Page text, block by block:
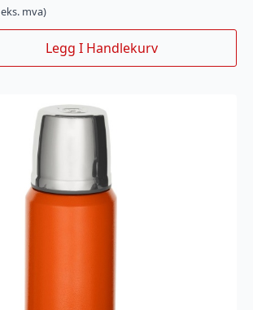
eks. mva)
Legg I Handlekurv